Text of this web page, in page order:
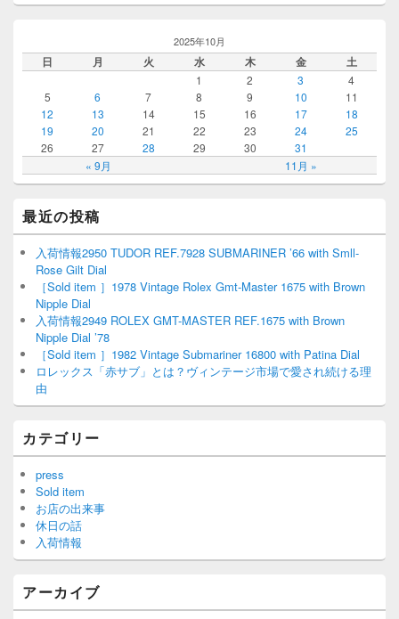
2025年10月
日 月 火 水 木 金 土
« 9月 11月 »
1 2 3
4
5
6 7 8 9 10
11
12
13 14 15 16 17
18
19
20 21 22 23 24
25
26
27 28 29 30 31
最近の投稿
入荷情報2950 TUDOR REF.7928 SUBMARINER ’66 with Smll-
Rose Gilt Dial
［Sold item ］1978 Vintage Rolex Gmt-Master 1675 with Brown
Nipple Dial
入荷情報2949 ROLEX GMT-MASTER REF.1675 with Brown
Nipple Dial ’78
［Sold item ］1982 Vintage Submariner 16800 with Patina Dial
ロレックス「赤サブ」とは？ヴィンテージ市場で愛され続ける理
由
カテゴリー
press
Sold item
お店の出来事
休日の話
入荷情報
アーカイブ